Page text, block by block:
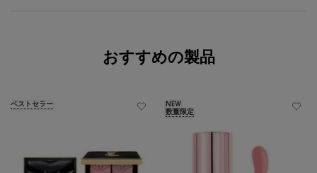
おすすめの製品
ベストセラー
NEW
数量限定